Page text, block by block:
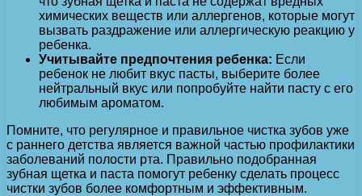
химических веществ или аллергенов, которые могут
вызвать раздражение или аллергическую реакцию у
ребенка.
Учитывайте предпочтения ребенка: Если
ребенок не любит вкус пасты, выберите более
нейтральный вкус или попробуйте найти пасту с его
любимым ароматом.
Помните, что регулярное и правильное чистка зубов уже
с раннего детства является важной частью профилактики
заболеваний полости рта. Правильно подобранная
зубная щетка и паста помогут ребенку сделать процесс
чистки зубов более комфортным и эффективным.